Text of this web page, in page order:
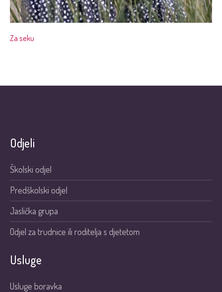
Za seku
Odjeli
Školski odjel
Predškolski odjel
Jaslička grupa
Odjel za trudnice ili roditelja s djetetom
Usluge
Usluge boravka